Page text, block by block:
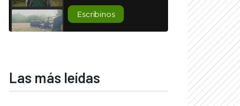
Escribinos
Las más leídas